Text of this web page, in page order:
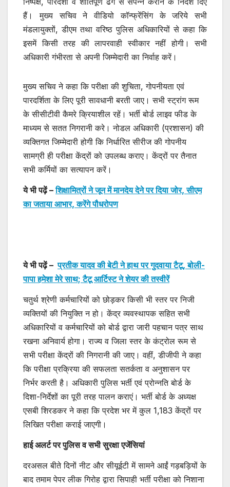
हैं। मुख्य सचिव ने वीडियो कॉन्फ्रेंसिंग के जरिये सभी
मंडलायुक्तों, डीएम तथा वरिष्ठ पुलिस अधिकारियों से कहा कि
इसमें किसी तरह की लापरवाही स्वीकार नहीं होगी। सभी
अधिकारी गंभीरता से अपनी जिम्मेदारी का निर्वाह करें।
मुख्य सचिव ने कहा कि परीक्षा की शुचिता, गोपनीयता एवं
पारदर्शिता के लिए पूरी सावधानी बरती जाए। सभी स्ट्रांग रूम
के सीसीटीवी कैमरे क्रियाशील रहें। भर्ती बोर्ड लाइव फीड के
माध्यम से सतत निगरानी करे। नोडल अधिकारी (प्रशासन) की
व्यक्तिगत जिम्मेदारी होगी कि निर्धारित सीरीज की गोपनीय
सामग्री ही परीक्षा केंद्रों को उपलब्ध कराए। केंद्रों पर तैनात
सभी कर्मियों का सत्यापन करें।
ये भी पढ़ें –शिक्षामित्रों ने जून में मानदेय देने पर दिया जोर, सीएम
का जताया आभार, करेंगे पौधरोपण
ये भी पढ़ें –प्रतीक यादव की बेटी ने हाथ पर गुदवाया टैटू, बोली-
पापा हमेशा मेरे साथ; टैटू आर्टिस्ट ने शेयर की तस्वीरें
चतुर्थ श्रेणी कर्मचारियों को छोड़कर किसी भी स्तर पर निजी
व्यक्तियों की नियुक्ति न हो। केंद्र व्यवस्थापक सहित सभी
अधिकारियों व कर्मचारियों को बोर्ड द्वारा जारी पहचान पत्र साथ
रखना अनिवार्य होगा। राज्य व जिला स्तर के कंट्रोल रूम से
सभी परीक्षा केंद्रों की निगरानी की जाए। वहीं, डीजीपी ने कहा
कि परीक्षा प्रक्रिया की सफलता सतर्कता व अनुशासन पर
निर्भर करती है। अधिकारी पुलिस भर्ती एवं प्रोन्नति बोर्ड के
दिशा-निर्देशों का पूरी तरह पालन कराएं। भर्ती बोर्ड के अध्यक्ष
एसबी शिरडकर ने कहा कि प्रदेश भर में कुल 1,183 केंद्रों पर
लिखित परीक्षा कराई जाएगी।
हाई अलर्ट पर पुलिस व सभी सुरक्षा एजेंसियां
दरअसल बीते दिनों नीट और सीयूईटी में सामने आईं गड़बड़ियों के
बाद तमाम पेपर लीक गिरोह द्वारा सिपाही भर्ती परीक्षा को निशाना